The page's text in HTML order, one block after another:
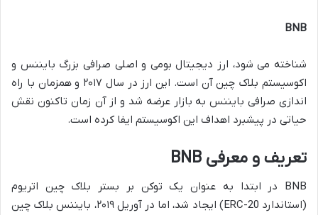
BNB
شناخته می شود، ارز دیجیتال بومی و اصلی صرافی بزرگ بایننس و
اکوسیستم بلاک چین آن است. این ارز در سال ۲۰۱۷ و همزمان با راه
اندازی صرافی بایننس به بازار عرضه شد و از آن زمان تاکنون نقش
حیاتی در پیشبرد اهداف این اکوسیستم ایفا کرده است.
تعریف و معرفی BNB
BNB در ابتدا به عنوان یک توکن بر بستر بلاک چین اتریوم
(استاندارد ERC-20) ایجاد شد، اما در آوریل ۲۰۱۹، بایننس بلاک چین